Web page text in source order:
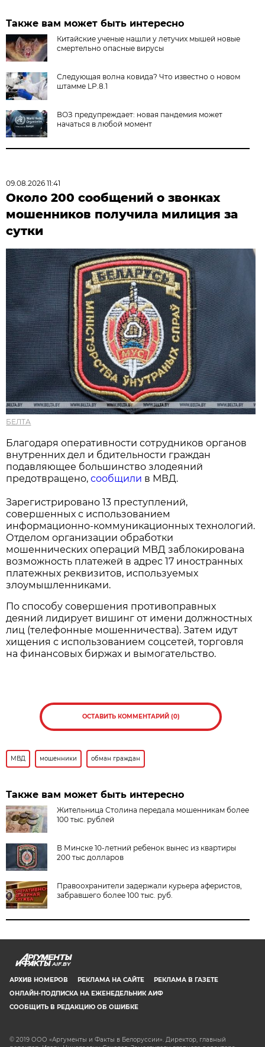
Также вам может быть интересно
Китайские ученые нашли у летучих мышей новые
смертельно опасные вирусы
Следующая волна ковида? Что известно о новом
штамме LP.8.1
ВОЗ предупреждает: новая пандемия может
начаться в любой момент
09.08.2026 11:41
Около 200 сообщений о звонках
мошенников получила милиция за
сутки
БЕЛТА
Благодаря оперативности сотрудников органов
внутренних дел и бдительности граждан
подавляющее большинство злодеяний
предотвращено,сообщили в МВД.
Зарегистрировано 13 преступлений,
совершенных с использованием
информационно-коммуникационных технологий.
Отделом организации обработки
мошеннических операций МВД заблокирована
возможность платежей в адрес 17 иностранных
платежных реквизитов, используемых
злоумышленниками.
По способу совершения противоправных
деяний лидирует вишинг от имени должностных
лиц (телефонные мошенничества). Затем идут
хищения с использованием соцсетей, торговля
на финансовых биржах и вымогательство.
ОСТАВИТЬ КОММЕНТАРИЙ (0)
МВД мошенники обман граждан
Также вам может быть интересно
Жительница Столина передала мошенникам более
100 тыс. рублей
В Минске 10-летний ребенок вынес из квартиры
200 тыс долларов
Правоохранители задержали курьера аферистов,
забравшего более 100 тыс. руб.
AIF.BY
АРХИВ НОМЕРОВ РЕКЛАМА НА САЙТЕ
РЕКЛАМА В ГАЗЕТЕ
ОНЛАЙН-ПОДПИСКА НА ЕЖЕНЕДЕЛЬНИК АИФ
СООБЩИТЬ В РЕДАКЦИЮ ОБ ОШИБКЕ
© 2019 ООО «Аргументы и Факты в Белоруссии». Директор, главный